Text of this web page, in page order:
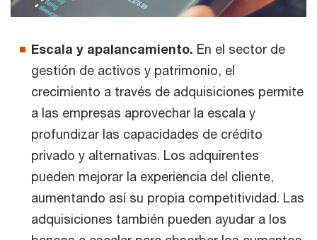
Escala y apalancamiento. En el sector de
gestión de activos y patrimonio, el
crecimiento a través de adquisiciones permite
a las empresas aprovechar la escala y
profundizar las capacidades de crédito
privado y alternativas. Los adquirentes
pueden mejorar la experiencia del cliente,
aumentando así su propia competitividad. Las
adquisiciones también pueden ayudar a los